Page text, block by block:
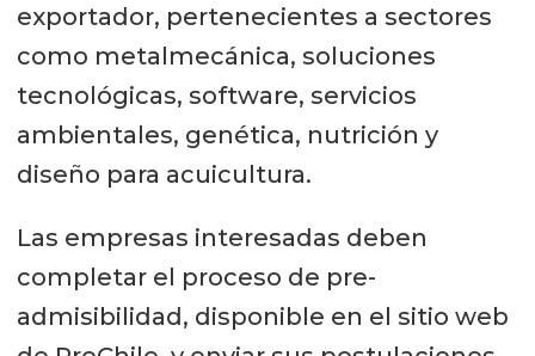
exportador, pertenecientes a sectores
como metalmecánica, soluciones
tecnológicas, software, servicios
ambientales, genética, nutrición y
diseño para acuicultura.
Las empresas interesadas deben
completar el proceso de pre-
admisibilidad, disponible en el sitio web